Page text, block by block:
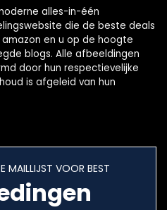
alles-in-één
die de beste deals
en u op de hoogte
blogs. Alle afbeeldingen
door hun respectievelijke
is afgeleid van hun
MAILLIJST VOOR BEST